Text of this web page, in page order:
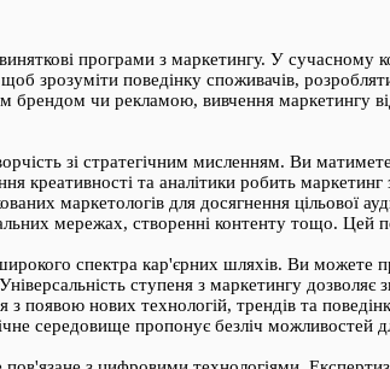
програми з маркетингу. У сучасному
зрозуміти поведінку споживачів,
чи рекламою, вивчення маркетингу
зі стратегічним мисленням. Ви
креативності та аналітики робить
маркетологів для досягнення цільової
мережах, створенні контенту тощо. Цей
широкого спектра кар'єрних шляхів. Ви
ступеня з маркетингу
з появою нових технологій, трендів та
середовище пропонує безліч можливостей